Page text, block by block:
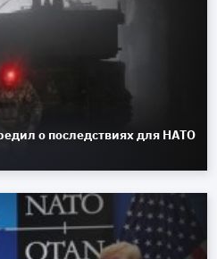
о последствиях для НАТО